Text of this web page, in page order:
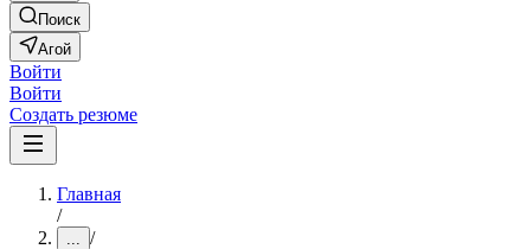
Поиск
Агой
Войти
Войти
Создать резюме
Главная
/
... /